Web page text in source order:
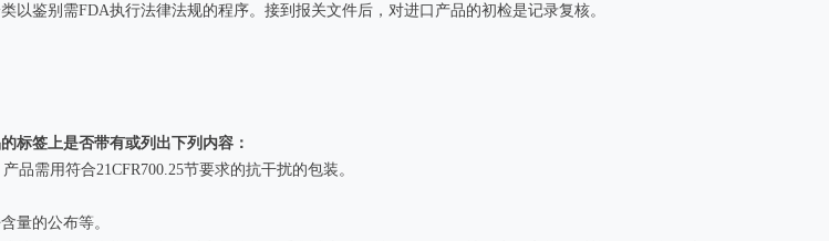
鉴别需FDA执行法律法规的程序。接到报关文件后，对进口产品的初检是记录复核。
标签上是否带有或列出下列内容：
需用符合21CFR700.25节要求的抗干扰的包装。
量的公布等。